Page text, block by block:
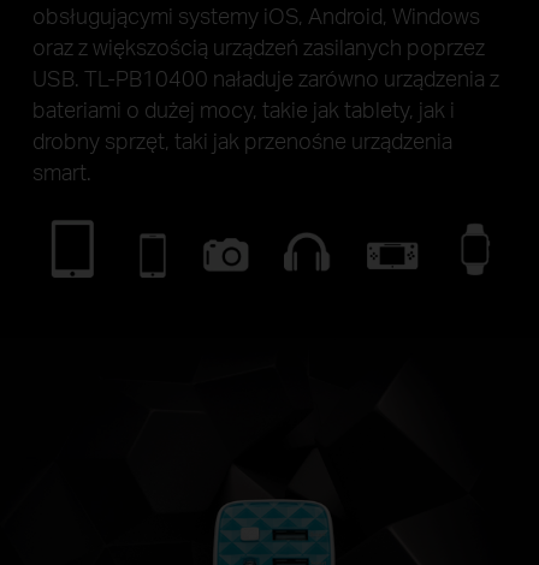
obsługującymi systemy iOS, Android, Windows
oraz z większością urządzeń zasilanych poprzez
USB. TL-PB10400 naładuje zarówno urządzenia z
bateriami o dużej mocy, takie jak tablety, jak i
drobny sprzęt, taki jak przenośne urządzenia
smart.